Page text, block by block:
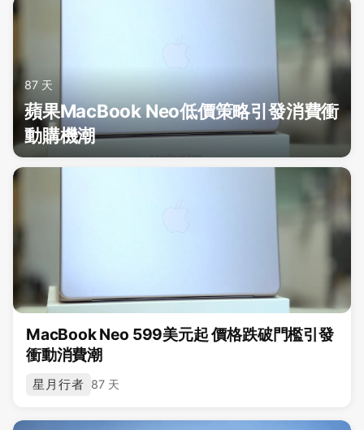
87 天
蘋果MacBook Neo低價策略引發消費衝
動購機潮
MacBook Neo 599美元起 價格跌破門檻引發
衝動消費潮
星月行者 87 天